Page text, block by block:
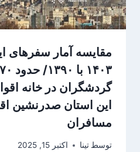
مقایسه آمار سفرهای
گردشگران در خانه
این استان صدرنشین
مسافران
توسط تینا اکتبر 15, 2025